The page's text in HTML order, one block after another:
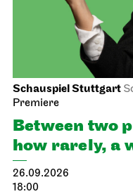
Schauspiel Stuttgart
Premiere
Between two
how rarely, a
26.09.2026
18:00